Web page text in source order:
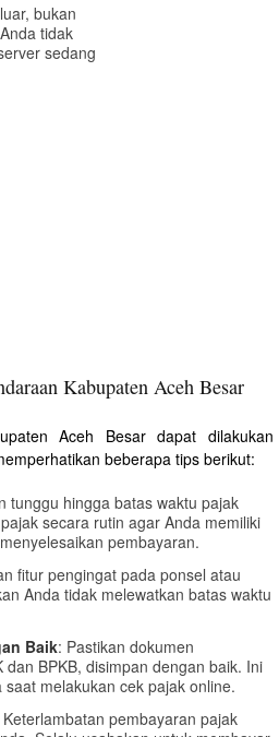
bukan
tidak
sedang
Kabupaten Aceh Besar
Aceh Besar dapat dilakukan
beberapa tips berikut:
tunggu hingga batas waktu pajak
secara rutin agar Anda memiliki
pembayaran.
fitur pengingat pada ponsel atau
Anda tidak melewatkan batas waktu
Baik: Pastikan dokumen
BPKB, disimpan dengan baik. Ini
melakukan cek pajak online.
Keterlambatan pembayaran pajak